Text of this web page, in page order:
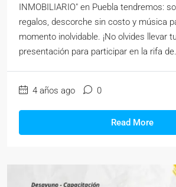
INMOBILIARIO" en Puebla tendremos:
regalos, descorche sin costo y música
momento inolvidable. ¡No olvides llevar
presentación para participar en la rifa
4 años ago 0
Read More